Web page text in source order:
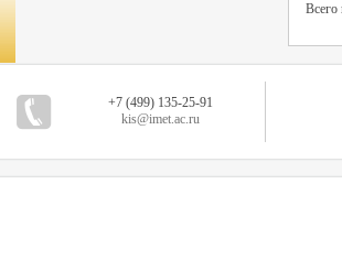
Всего
+7 (499) 135-25-91
kis@imet.ac.ru